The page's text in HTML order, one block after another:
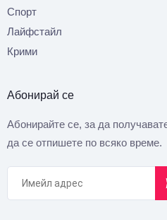
Спорт
Лайфстайл
Крими
Абонирай се
Абонирайте се, за да
да се отпишете по всяко време.